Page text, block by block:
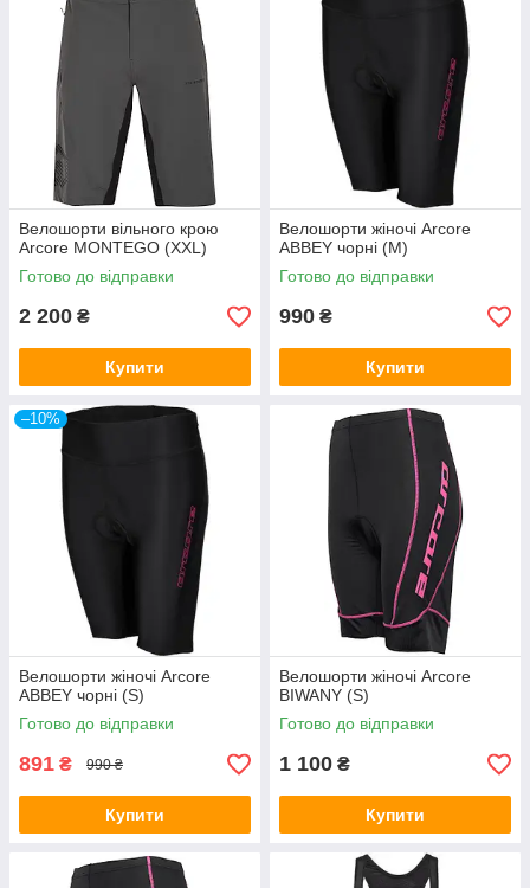
Велошорти вільного крою
Arcore MONTEGO (XXL)
Готово до відправки
2 200 ₴
Купити
Велошорти жіночі Arcore
ABBEY чорні (M)
Готово до відправки
990 ₴
Купити
–10%
Велошорти жіночі Arcore
ABBEY чорні (S)
Готово до відправки
891 ₴ 990 ₴
Купити
Велошорти жіночі Arcore
BIWANY (S)
Готово до відправки
1 100 ₴
Купити